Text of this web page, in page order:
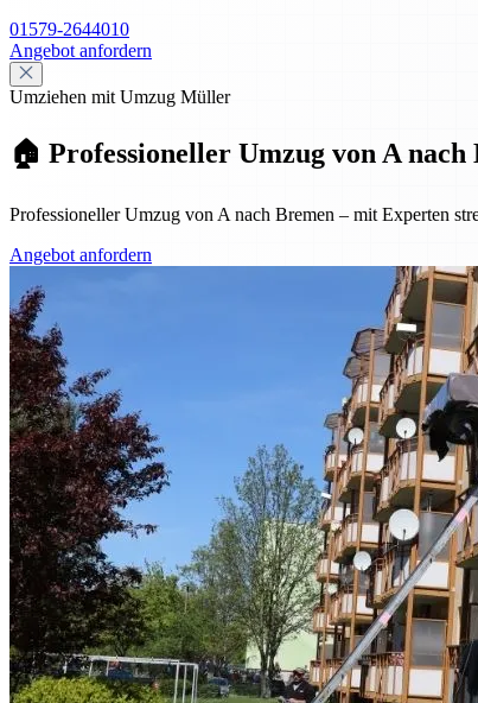
01579-2644010
Angebot anfordern
Umziehen mit Umzug Müller
🏠 Professioneller Umzug von A
Professioneller Umzug von A nach Bremen – mit Experten
Angebot anfordern